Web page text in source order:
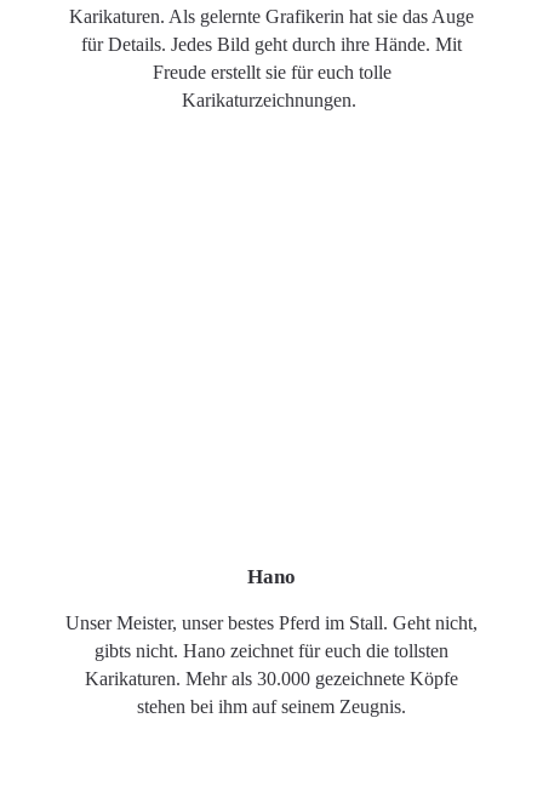
Karikaturen. Als gelernte Grafikerin hat sie das Auge
für Details. Jedes Bild geht durch ihre Hände. Mit
Freude erstellt sie für euch tolle
Karikaturzeichnungen.
Hano
Unser Meister, unser bestes Pferd im Stall. Geht nicht,
gibts nicht. Hano zeichnet für euch die tollsten
Karikaturen. Mehr als 30.000 gezeichnete Köpfe
stehen bei ihm auf seinem Zeugnis.